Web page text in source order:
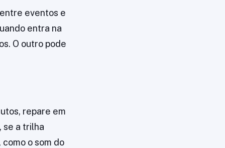
eventos e
entra na
O outro pode
repare em
se a trilha
o som do